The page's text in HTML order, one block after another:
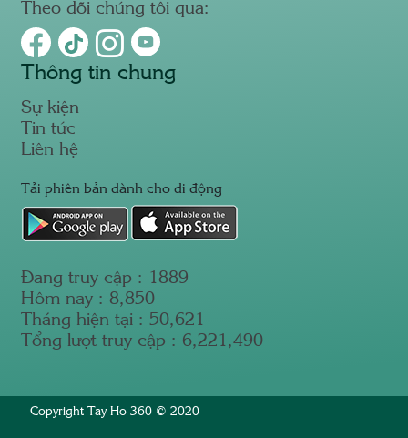
Theo dõi chúng tôi qua:
Thông tin chung
Sự kiện
Tin tức
Liên hệ
Tải phiên bản dành cho di động
Đang truy cập : 1889
Hôm nay :8,850
Tháng hiện tại :50,621
Tổng lượt truy cập : 6,221,490
Copyright Tay Ho 360 © 2020